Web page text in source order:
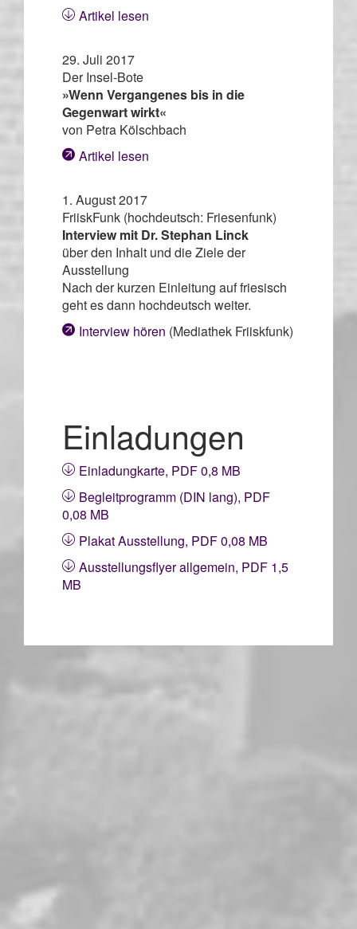
Artikel lesen
29. Juli 2017
Der Insel-Bote
»Wenn Vergangenes bis in die
Gegenwart wirkt«
von Petra Kölschbach
Artikel lesen
1. August 2017
FriiskFunk (hochdeutsch: Friesenfunk)
Interview mit Dr. Stephan Linck
über den Inhalt und die Ziele der
Ausstellung
Nach der kurzen Einleitung auf friesisch
geht es dann hochdeutsch weiter.
Interview hören (Mediathek Friiskfunk)
Einladungen
Einladungkarte, PDF 0,8 MB
Begleitprogramm (DIN lang), PDF
0,08 MB
Plakat Ausstellung, PDF 0,08 MB
Ausstellungsflyer allgemein, PDF 1,5
MB